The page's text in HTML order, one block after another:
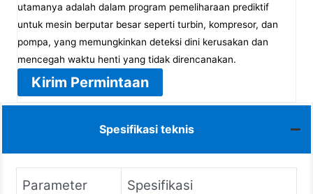
utamanya adalah dalam program pemeliharaan prediktif
untuk mesin berputar besar seperti turbin, kompresor, dan
pompa, yang memungkinkan deteksi dini kerusakan dan
mencegah waktu henti yang tidak direncanakan.
Kirim Permintaan
Spesifikasi teknis
Parameter Spesifikasi